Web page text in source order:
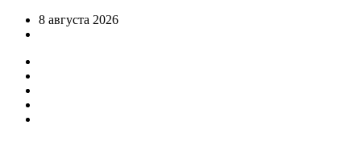
Перейти8 августа 2026